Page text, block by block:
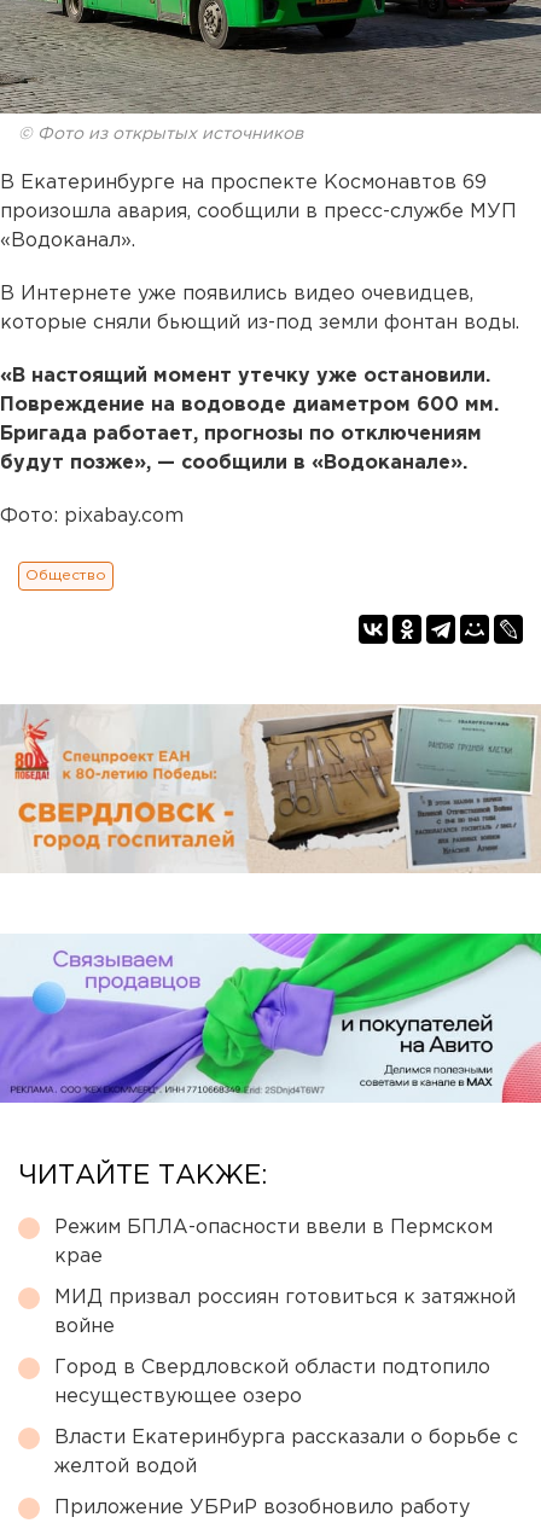
© Фото из открытых источников
В Екатеринбурге на проспекте Космонавтов 69
произошла авария, сообщили в пресс-службе МУП
«Водоканал».
В Интернете уже появились видео очевидцев,
которые сняли бьющий из-под земли фонтан воды.
«В настоящий момент утечку уже остановили.
Повреждение на водоводе диаметром 600 мм.
Бригада работает, прогнозы по отключениям
будут позже», — сообщили в «Водоканале».
Фото: pixabay.com
Общество
ЧИТАЙТЕ ТАКЖЕ:
Режим БПЛА-опасности ввели в Пермском
крае
МИД призвал россиян готовиться к затяжной
войне
Город в Свердловской области подтопило
несуществующее озеро
Власти Екатеринбурга рассказали о борьбе с
желтой водой
Приложение УБРиР возобновило работу